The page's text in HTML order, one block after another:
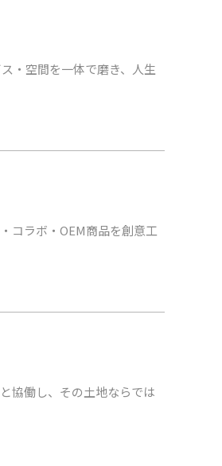
・空間を一体で磨き、人生
コラボ・OEM商品を創意工
協働し、その土地ならでは